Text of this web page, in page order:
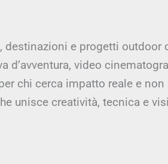
destinazioni e progetti
d’avventura, video
chi cerca impatto reale e
unisce creatività, tecnica e